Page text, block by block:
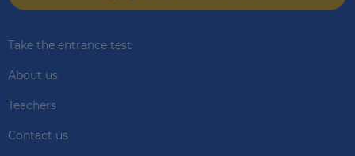
Take the entrance test
About us
Teachers
Contact us